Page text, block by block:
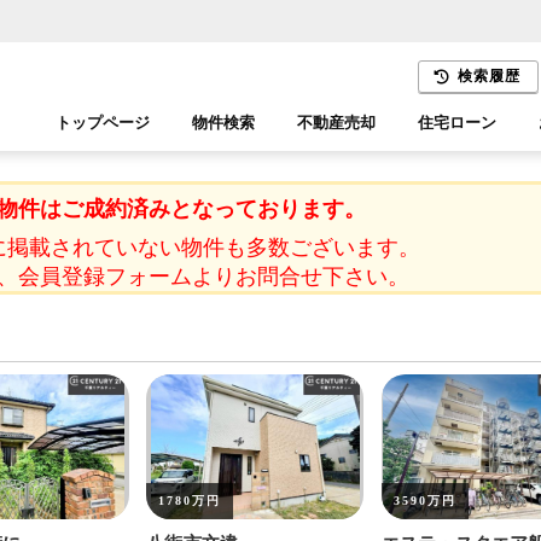
検索履歴
トップページ 物件検索
千葉エリア 木更津エリア
不動産売却 住宅ローン
件はご成約済みとなっております。
載されていない物件も多数ございます。
会員登録フォームよりお問合せ下さい。